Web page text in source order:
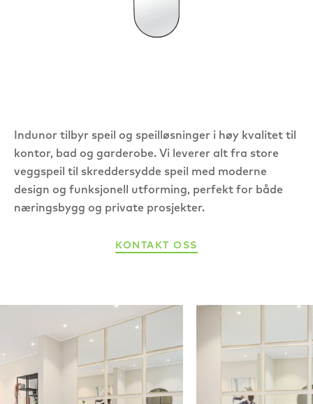
Indunor tilbyr speil og speilløsninger i høy kvalitet til
kontor, bad og garderobe. Vi leverer alt fra store
veggspeil til skreddersydde speil med moderne
design og funksjonell utforming, perfekt for både
næringsbygg og private prosjekter.
KONTAKT OSS